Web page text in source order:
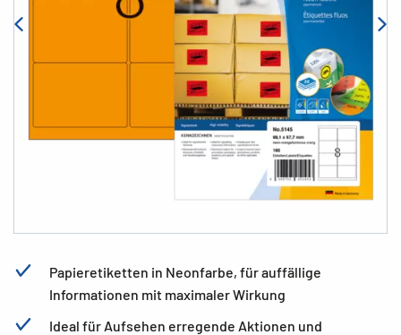
Papieretiketten in Neonfarbe, für auffällige
Informationen mit maximaler Wirkung
Ideal für Aufsehen erregende Aktionen und